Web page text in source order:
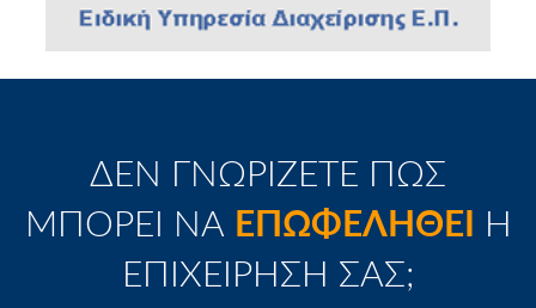
ΔΕΝ ΓΝΩΡΙΖΕΤΕ ΠΩΣ
ΜΠΟΡΕΙ ΝΑ ΕΠΩΦΕΛΗΘΕΙ
Η
ΕΠΙΧΕΙΡΗΣΗ ΣΑΣ;